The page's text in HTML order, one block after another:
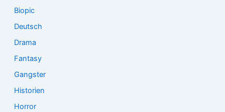
Biopic
Deutsch
Drama
Fantasy
Gangster
Historien
Horror